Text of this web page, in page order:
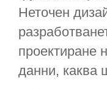
Неточен
проектиране
данни, каква